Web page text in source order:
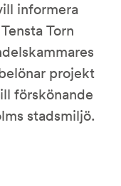
informera
Torn
projekt
förskönande
stadsmiljö.